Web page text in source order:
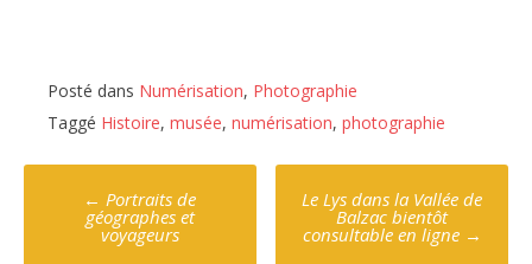
Posté dans Numérisation, Photographie
Taggé Histoire, musée, numérisation, photographie
Poste
navigation
← Portraits de
géographes et
voyageurs
Le Lys dans la Vallée de
Balzac bientôt
consultable en ligne →